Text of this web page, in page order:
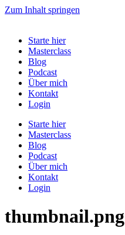
Zum Inhalt springen
Starte hier
Masterclass
Blog
Podcast
Über mich
Kontakt
Login
Starte hier
Masterclass
Blog
Podcast
Über mich
Kontakt
Login
thumbnail.png